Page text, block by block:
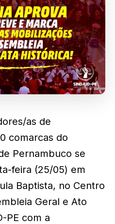
as de
comarcas do
Pernambuco se
feira (25/05) em
Baptista, no Centro
Geral e Ato
PE com a